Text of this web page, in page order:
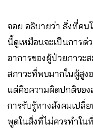
จอย อธิบายว่า สิ่งที่ค
นี้ดูเหมือนจะเป็นการด่
อาการของผู้ป่วยภาวะ
สภาวะที่พบมากในผู้สูง
แต่คือความผิดปกติของ
การรับรู้ทางสังคมเปลี่
พูดในสิ่งที่ไม่ควรทำใน